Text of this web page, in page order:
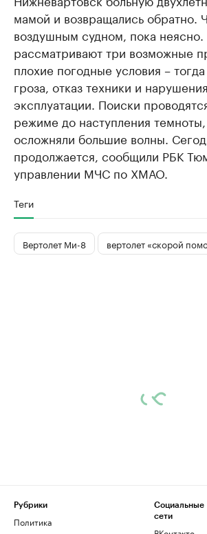
мамой и возвращались обратно.
воздушным судном, пока неясно.
рассматривают три возможные
плохие погодные условия –
гроза, отказ техники и
эксплуатации. Поиски
режиме до наступления
осложняли большие волны.
продолжается, сообщили РБК
управлении МЧС по ХМАО.
Теги
Вертолет Ми-8 вертолет «скорой
Рубрики
Политика
Социальные
сети